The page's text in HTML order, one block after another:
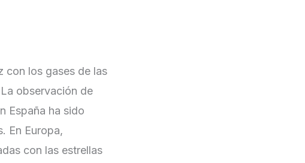
con los gases de las
observación de
España ha sido
En Europa,
con las estrellas